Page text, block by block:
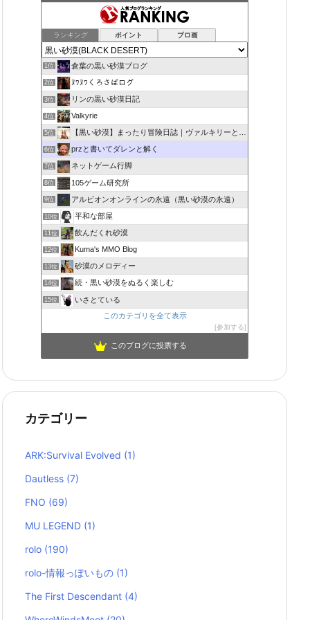
ランキング ポイント ブロ画
1位 倉葉の黒い砂漠ブログ
2位 ﾇﾜﾇﾜくろさばログ
3位 リンの黒い砂漠日記
4位 Valkyrie
5位 【黒い砂漠】まったり冒険日誌｜ヴァルキリーと闇の精霊の旅
6位 przと書いてダレンと解く
7位 ネットゲーム行脚
8位 105ゲーム研究所
9位 アルビオンオンラインの永遠（黒い砂漠の永遠）
10位 平和な部屋
11位 飲んだくれ砂漠
12位 Kuma's MMO Blog
13位 砂漠のメロディー
14位 続・黒い砂漠をぬるく楽しむ
15位
いさとている
このカテゴリを全て表示
参加する
このブログに投票する
カテゴリー
ARK:Survival Evolved (1)
Dautless (7)
FNO (69)
MU LEGEND (1)
rolo (190)
rolo-情報っぽいもの (1)
The First Descendant (4)